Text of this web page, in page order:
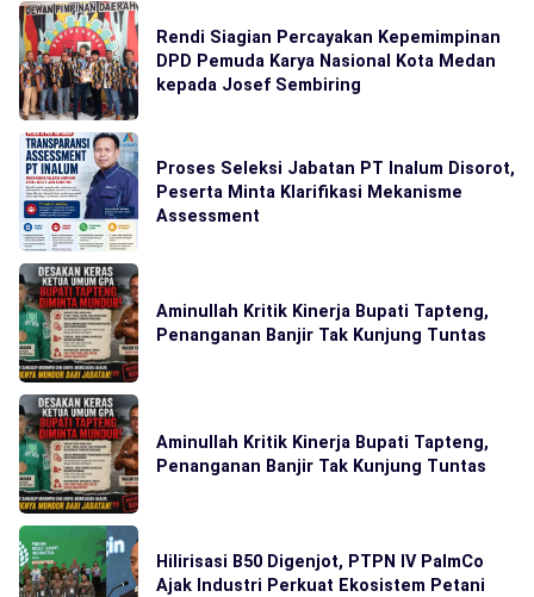
Rendi Siagian Percayakan Kepemimpinan
DPD Pemuda Karya Nasional Kota Medan
kepada Josef Sembiring
Proses Seleksi Jabatan PT Inalum Disorot,
Peserta Minta Klarifikasi Mekanisme
Assessment
Aminullah Kritik Kinerja Bupati Tapteng,
Penanganan Banjir Tak Kunjung Tuntas
Aminullah Kritik Kinerja Bupati Tapteng,
Penanganan Banjir Tak Kunjung Tuntas
Hilirisasi B50 Digenjot, PTPN IV PalmCo
Ajak Industri Perkuat Ekosistem Petani